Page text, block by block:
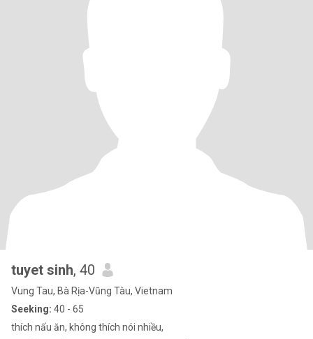
tuyet sinh, 40
Vung Tau, Bà Rịa-Vũng Tàu, Vietnam
Seeking: 40 - 65
thích nấu ăn, không thích nói nhiều,